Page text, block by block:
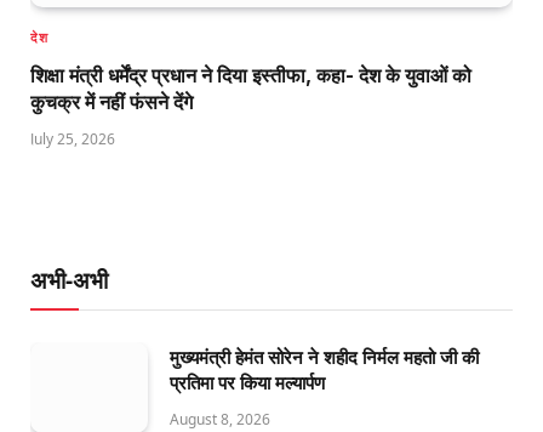
देश
शिक्षा मंत्री धर्मेंद्र प्रधान ने दिया इस्तीफा, कहा- देश के युवाओं को
कुचक्र में नहीं फंसने देंगे
July 25, 2026
अभी-अभी
मुख्यमंत्री हेमंत सोरेन ने शहीद निर्मल महतो जी की
प्रतिमा पर किया मल्यार्पण
August 8, 2026